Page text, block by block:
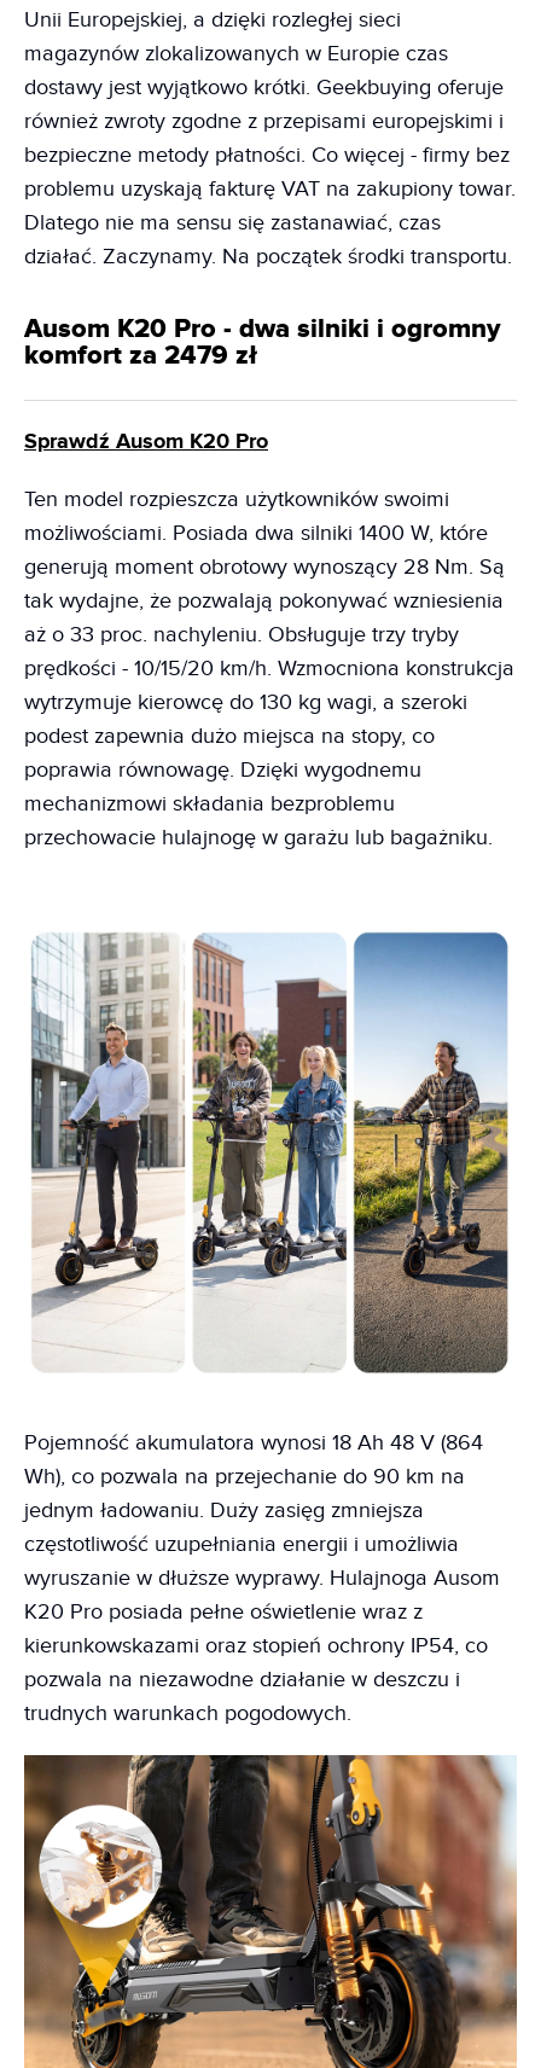
Unii Europejskiej, a dzięki rozległej sieci
magazynów zlokalizowanych w Europie czas
dostawy jest wyjątkowo krótki. Geekbuying oferuje
również zwroty zgodne z przepisami europejskimi i
bezpieczne metody płatności. Co więcej - firmy bez
problemu uzyskają fakturę VAT na zakupiony towar.
Dlatego nie ma sensu się zastanawiać, czas
działać. Zaczynamy. Na początek środki transportu.
Ausom K20 Pro - dwa silniki i ogromny
komfort za 2479 zł
Sprawdź Ausom K20 Pro
Ten model rozpieszcza użytkowników swoimi
możliwościami. Posiada dwa silniki 1400 W, które
generują moment obrotowy wynoszący 28 Nm. Są
tak wydajne, że pozwalają pokonywać wzniesienia
aż o 33 proc. nachyleniu. Obsługuje trzy tryby
prędkości - 10/15/20 km/h. Wzmocniona konstrukcja
wytrzymuje kierowcę do 130 kg wagi, a szeroki
podest zapewnia dużo miejsca na stopy, co
poprawia równowagę. Dzięki wygodnemu
mechanizmowi składania bezproblemu
przechowacie hulajnogę w garażu lub bagażniku.
Pojemność akumulatora wynosi 18 Ah 48 V (864
Wh), co pozwala na przejechanie do 90 km na
jednym ładowaniu. Duży zasięg zmniejsza
częstotliwość uzupełniania energii i umożliwia
wyruszanie w dłuższe wyprawy. Hulajnoga Ausom
K20 Pro posiada pełne oświetlenie wraz z
kierunkowskazami oraz stopień ochrony IP54, co
pozwala na niezawodne działanie w deszczu i
trudnych warunkach pogodowych.